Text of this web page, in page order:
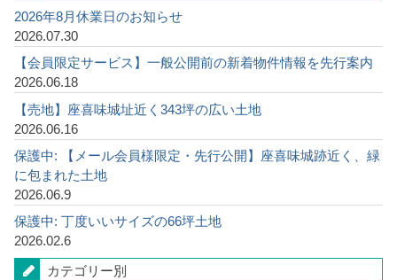
2026年8月休業日のお知らせ
2026.07.30
【会員限定サービス】一般公開前の新着物件情報を先行案内
2026.06.18
【売地】座喜味城址近く343坪の広い土地
2026.06.16
保護中: 【メール会員様限定・先行公開】座喜味城跡近く、緑
に包まれた土地
2026.06.9
保護中: 丁度いいサイズの66坪土地
2026.02.6
カテゴリー別